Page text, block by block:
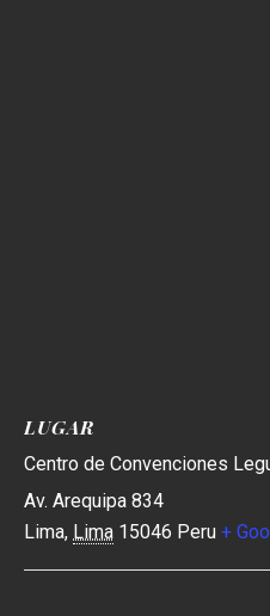
LUGAR
Centro de Convenciones
Av. Arequipa 834
Lima, Lima 15046 Peru +